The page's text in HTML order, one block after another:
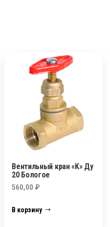
Вентильный кран «K» Ду
20 Бологое
560,00₽
В корзину